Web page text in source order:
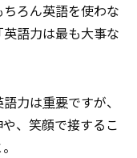
ろん英語を使わな
語力は最も大事な
力は重要ですが、
、笑顔で接するこ